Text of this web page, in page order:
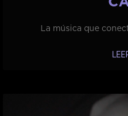
La música que